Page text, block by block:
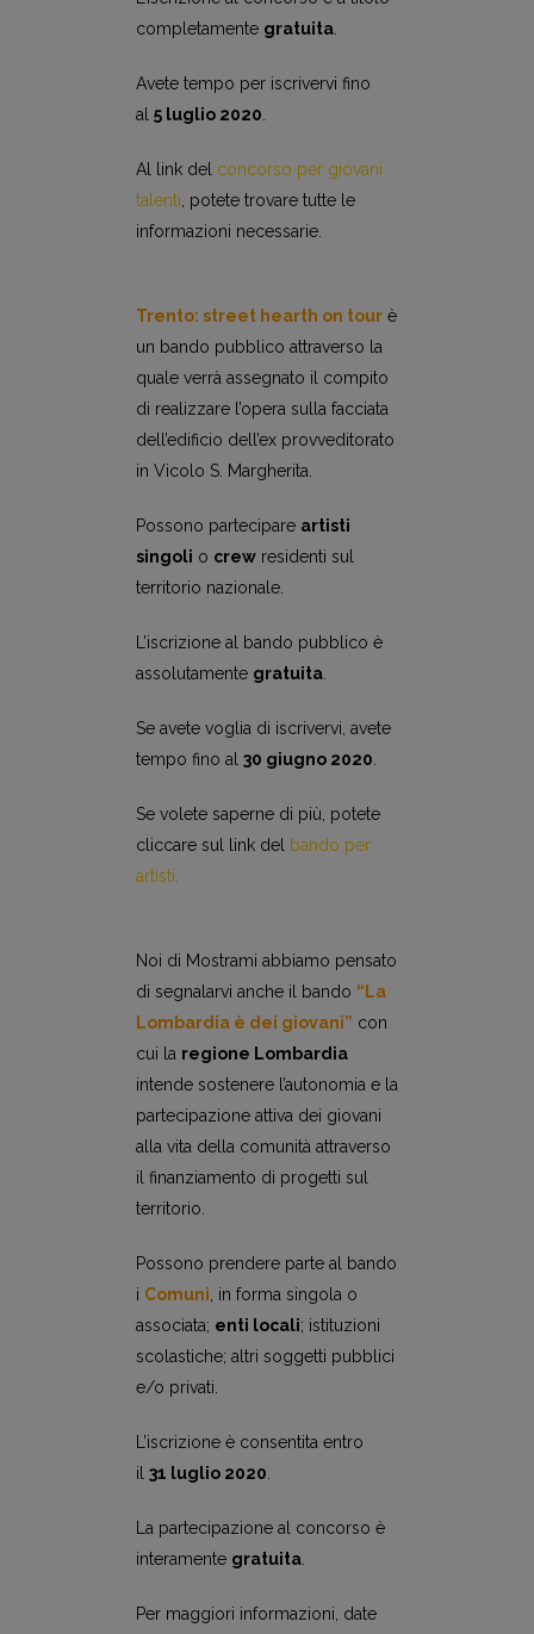
completamente gratuita.
Avete tempo per iscrivervi fino
al 5 luglio 2020.
Al link del concorso per giovani
talenti, potete trovare tutte le
informazioni necessarie.
Trento: street hearth on tourè
un bando pubblico attraverso la
quale verrà assegnato il compito
di realizzare l’opera sulla facciata
dell’edificio dell’ex provveditorato
in Vicolo S. Margherita.
Possono partecipare artisti
singoli o crewresidenti sul
territorio nazionale.
L’iscrizione al bando pubblico è
assolutamente gratuita.
Se avete voglia di iscrivervi, avete
tempo fino al 30 giugno 2020.
Se volete saperne di più, potete
cliccare sul link del bando per
artisti.
Noi di Mostrami abbiamo pensato
di segnalarvi anche il bando “La
Lombardia è dei giovani” con
cui la regione Lombardia
intende sostenere l’autonomia e la
partecipazione attiva dei giovani
alla vita della comunità attraverso
il finanziamento di progetti sul
territorio.
Possono prendere parte al bando
i Comuni, in forma singola o
associata; enti locali; istituzioni
scolastiche; altri soggetti pubblici
e/o privati.
L’iscrizione è consentita entro
il 31 luglio 2020.
La partecipazione al concorso è
interamente gratuita.
Per maggiori informazioni, date